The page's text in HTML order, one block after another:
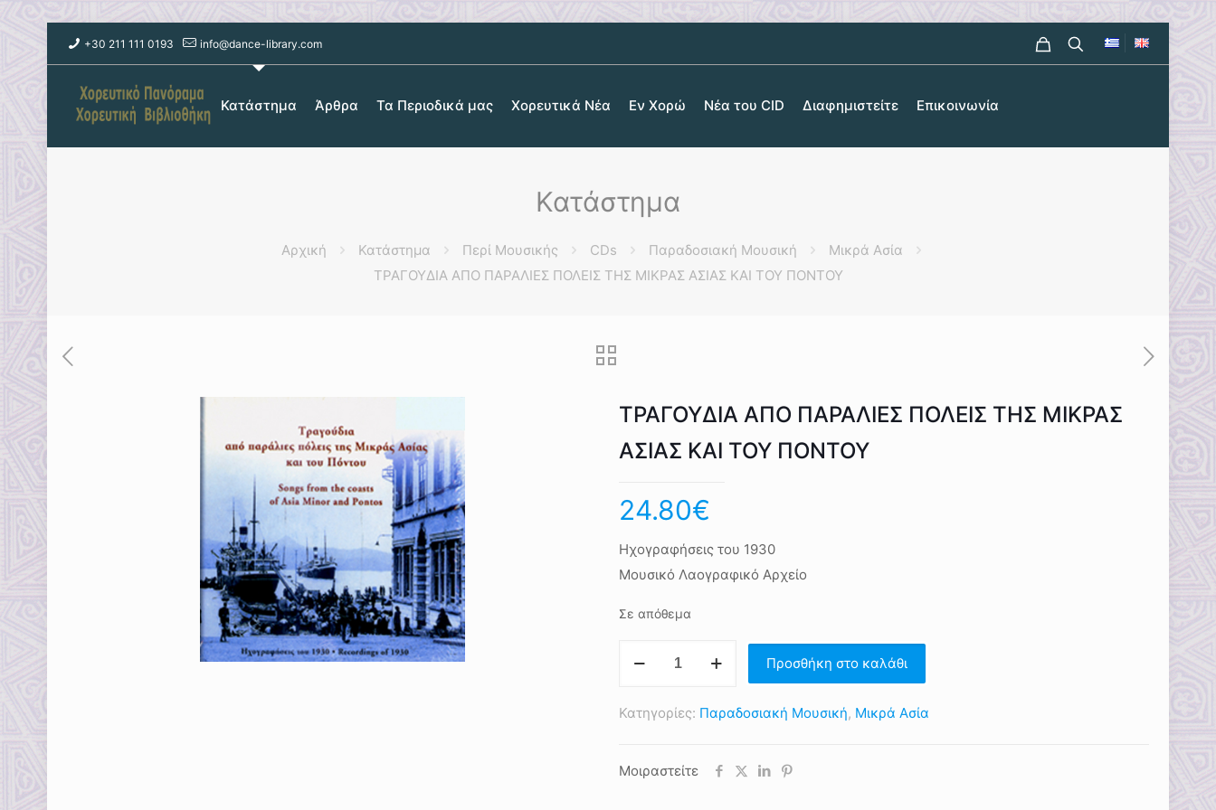
+30 211 111 0193 info@dance-library.com
Κατάστημα Άρθρα Τα Περιοδικά μας Χορευτικά Νέα Εν Χορώ Νέα του CID Διαφημιστείτε Επικοινωνία
Κατάστημα
Αρχική Κατάστημα Περί Μουσικής CDs Παραδοσιακή Μουσική
Μικρά Ασία
ΤΡΑΓΟΥΔΙΑ ΑΠΟ ΠΑΡΑΛΙΕΣ ΠΟΛΕΙΣ ΤΗΣ ΜΙΚΡΑΣ ΑΣΙΑΣ ΚΑΙ ΤΟΥ ΠΟΝΤΟΥ
ΤΡΑΓΟΥΔΙΑ ΑΠΟ ΠΑΡΑΛΙΕΣ ΠΟΛΕΙΣ ΤΗΣ ΜΙΚΡΑΣ
ΑΣΙΑΣ ΚΑΙ ΤΟΥ ΠΟΝΤΟΥ
24.80€
Ηχογραφήσεις του 1930
Μουσικό Λαογραφικό Αρχείο
Σε απόθεμα
ΜΙΚΡΑΣ
Προσθήκη στο καλάθι
Κατηγορίες: Παραδοσιακή Μουσική, Μικρά Ασία
Μοιραστείτε